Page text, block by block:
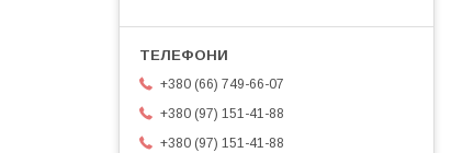
+380 (66) 749-66-07
+380 (97) 151-41-88
+380 (97) 151-41-88